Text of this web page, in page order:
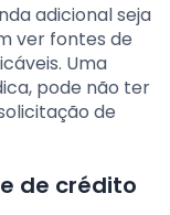
adicional seja
ver fontes de
Uma
pode não ter
de
de crédito